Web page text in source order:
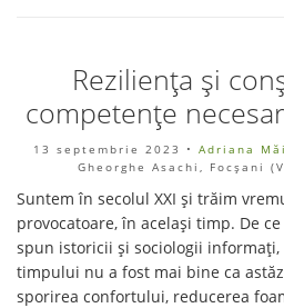
Reziliența și
competențe
13 septembrie 2023 • Adriana
Gheorghe Asachi, Focșani
Suntem în secolul XXI și trăim
provocatoare, în același timp. De
spun istoricii și sociologii
timpului nu a fost mai bine ca
sporirea confortului, reducerea